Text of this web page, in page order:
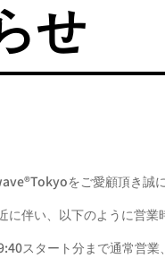
せ
をご愛顧頂き誠
に伴い、以下のように営業
スタート分まで通常営